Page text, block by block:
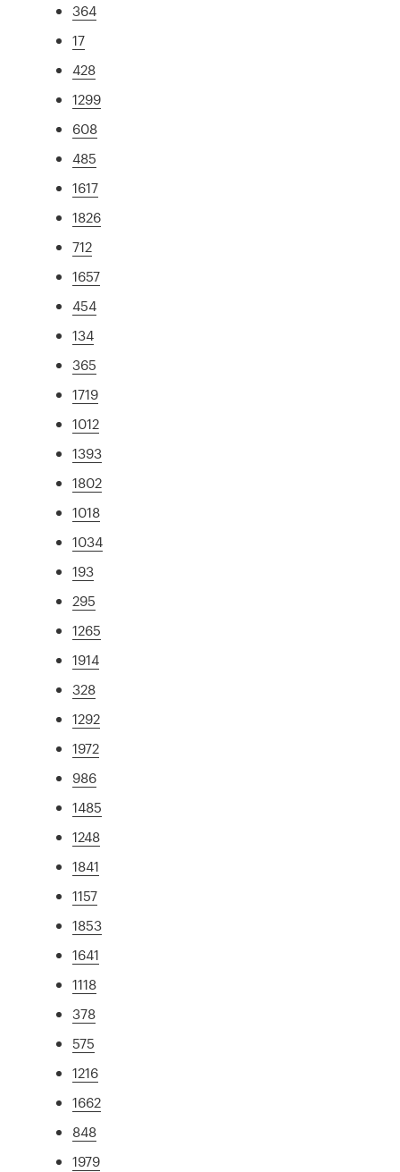
364
17
428
1299
608
485
1617
1826
712
1657
454
134
365
1719
1012
1393
1802
1018
1034
193
295
1265
1914
328
1292
1972
986
1485
1248
1841
1157
1853
1641
1118
378
575
1216
1662
848
1979